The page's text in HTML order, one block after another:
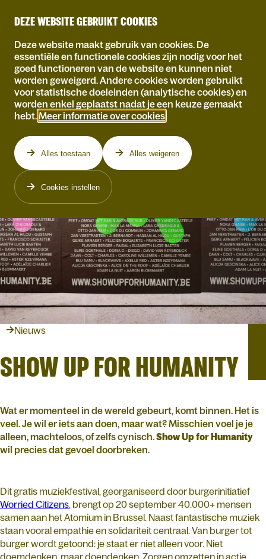
DEZE WEBSITE GEBRUIKT COOKIES
Deze website maakt gebruik van cookies. De
essentiële en functionele cookies zijn nodig voor het
goed functioneren van de website en kunnen niet
worden geweigerd. Andere cookies worden gebruikt
voor statistische doeleinden (analytische cookies) en
worden enkel geplaatst nadat je een keuze gemaakt
hebt. Meer informatie over cookies
Alles toestaan Alles weigeren
Cookies instellen
Nieuws
SHOW UP FOR HUMANITY
Wat er momenteel in de wereld gebeurt, komt binnen. Het is
veel. Je wil er iets aan doen, maar wat? Misschien voel je je
alleen, machteloos, of zelfs cynisch.ShowUpforHumanity
wil precies dat gevoel doorbreken.
Dit gratis muziekfestival, georganiseerd door burgerinitiatief
Worried Citizens, brengt op 20 september 40.000+ mensen
samen aan het Atomium in Brussel. Naast fantastische muziek
staan vooral empathie en solidariteit centraal. Van burger tot
burger wordt getoond: je staat er niet alleen voor. Niet
doemdenken, maar doendenken. Zorgen omzetten in actie.